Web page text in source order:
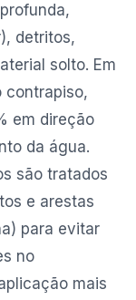
detritos,
solto. Em
contrapiso,
em direção
da água.
são tratados
e arestas
para evitar
no
mais